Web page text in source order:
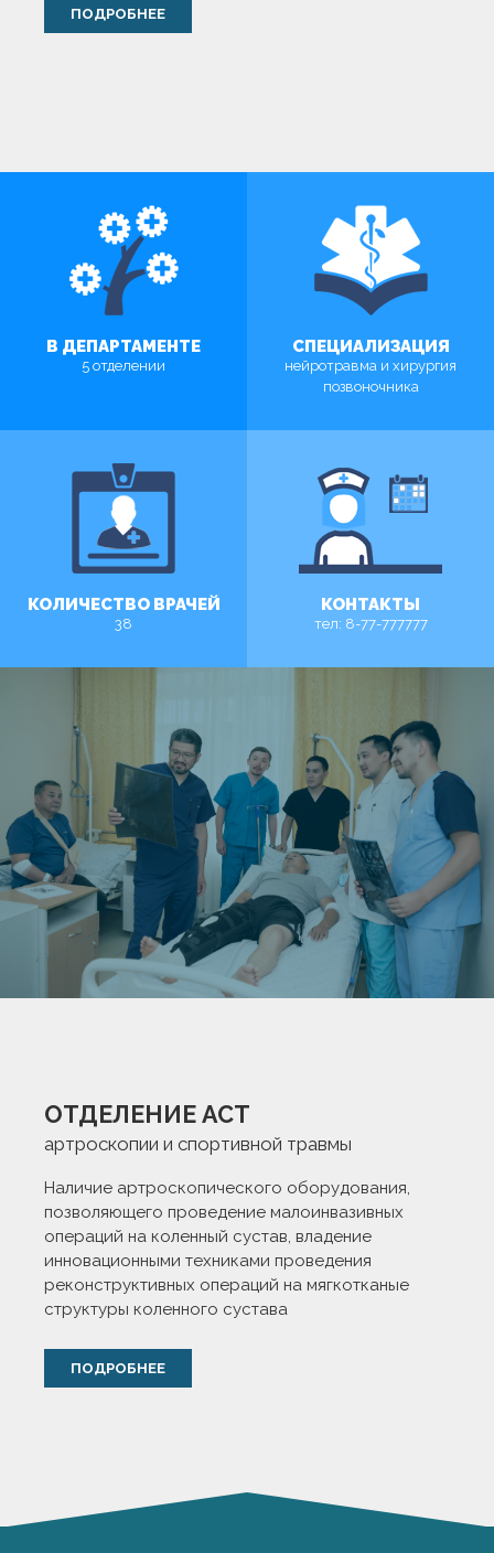
ПОДРОБНЕЕ
В ДЕПАРТАМЕНТЕ
5 отделении
СПЕЦИАЛИЗАЦИЯ
нейротравма и хирургия
позвоночника
КОЛИЧЕСТВО ВРАЧЕЙ
38
КОНТАКТЫ
тел: 8-77-777777
ОТДЕЛЕНИЕ АСТ
артроскопии и спортивной травмы
Наличие артроскопического оборудования,
позволяющего проведение малоинвазивных
операций на коленный сустав, владение
инновационными техниками проведения
реконструктивных операций на мягкотканые
структуры коленного сустава
ПОДРОБНЕЕ